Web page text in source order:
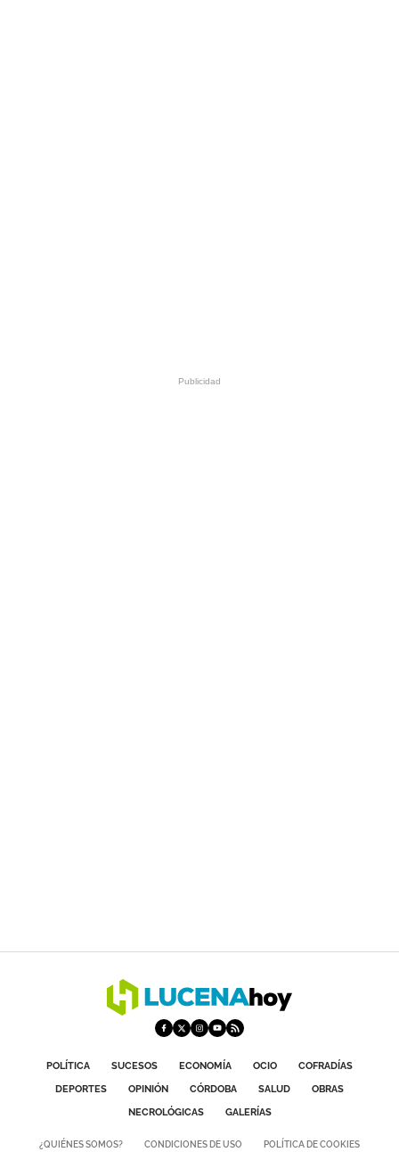
POLÍTICA SUCESOS ECONOMÍA OCIO
COFRADÍAS
DEPORTES
OPINIÓN CÓRDOBA SALUD
OBRAS
NECROLÓGICAS
GALERÍAS
¿QUIÉNES SOMOS? CONDICIONES DE USO POLÍTICA DE COOKIES